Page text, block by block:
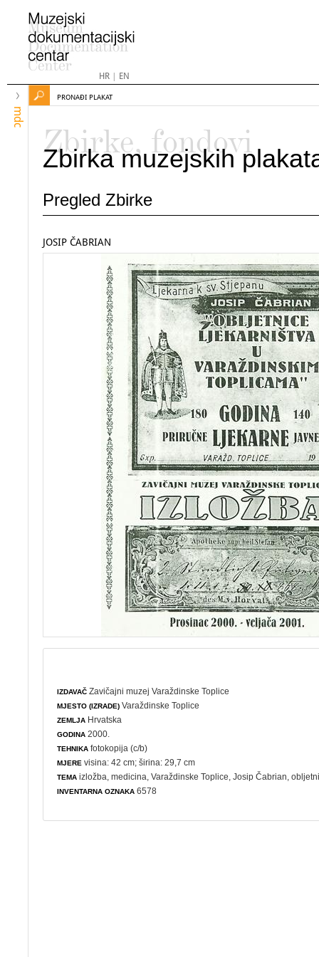
HR| EN
mdc
PRONAĐI PLAKAT
Zbirke, fondovi
Zbirka muzejskih
Pregled Zbirke
JOSIP ČABRIAN
IZDAVAČ Zavičajni muzej Varaždinske Toplice
MJESTO (IZRADE) Varaždinske Toplice
ZEMLJA Hrvatska
GODINA 2000.
TEHNIKA fotokopija (c/b)
MJERE visina: 42 cm; širina: 29,7 cm
TEMA izložba ,medicina , Varaždinske Toplice, Josip Čabrian,
INVENTARNA OZNAKA 6578